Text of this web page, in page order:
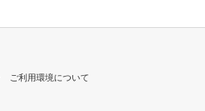
ご利用環境について